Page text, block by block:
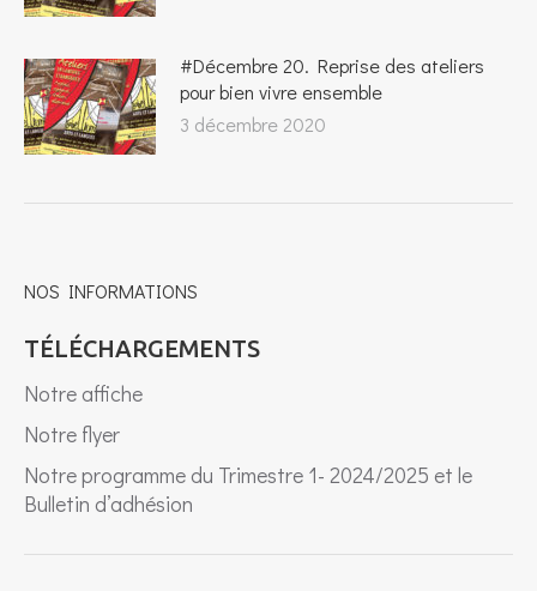
#Décembre 20. Reprise des ateliers
pour bien vivre ensemble
3 décembre 2020
NOS INFORMATIONS
TÉLÉCHARGEMENTS
Notre affiche
Notre flyer
Notre programme du Trimestre 1- 2024/2025 et le
Bulletin d’adhésion